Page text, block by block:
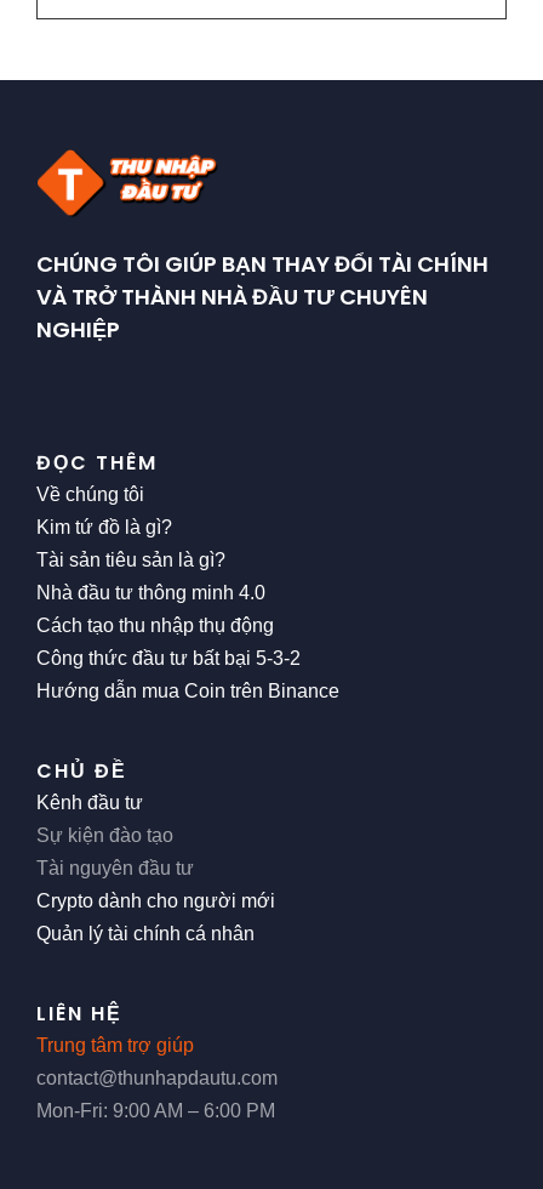
CHÚNG TÔI GIÚP BẠN THAY ĐỔI TÀI CHÍNH
VÀ TRỞ THÀNH NHÀ ĐẦU TƯ CHUYÊN
NGHIỆP
ĐỌC THÊM
Về chúng tôi
Kim tứ đồ là gì?
Tài sản tiêu sản là gì?
Nhà đầu tư thông minh 4.0
Cách tạo thu nhập thụ động
Công thức đầu tư bất bại 5-3-2
Hướng dẫn mua Coin trên Binance
CHỦ ĐỀ
Kênh đầu tư
Sự kiện đào tạo
Tài nguyên đầu tư
Crypto dành cho người mới
Quản lý tài chính cá nhân
LIÊN HỆ
Trung tâm trợ giúp
contact@thunhapdautu.com
Mon-Fri: 9:00 AM – 6:00 PM